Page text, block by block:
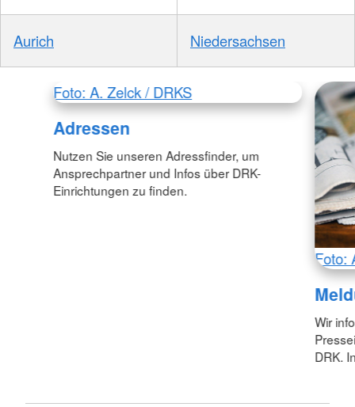
Aurich Niedersachsen
Foto: A. Zelck / DRKS
Adressen
Nutzen Sie unseren Adressfinder, um
Ansprechpartner und Infos über DRK-
Einrichtungen zu finden.
Foto:
Wir
DRK.